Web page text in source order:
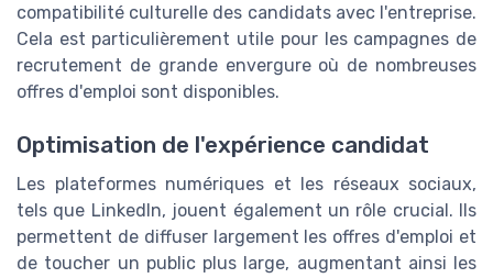
compatibilité culturelle des candidats avec l'entreprise.
Cela est particulièrement utile pour les campagnes de
recrutement de grande envergure où de nombreuses
offres d'emploi sont disponibles.
Optimisation de l'expérience candidat
Les plateformes numériques et les réseaux sociaux,
tels que LinkedIn, jouent également un rôle crucial. Ils
permettent de diffuser largement les offres d'emploi et
de toucher un public plus large, augmentant ainsi les